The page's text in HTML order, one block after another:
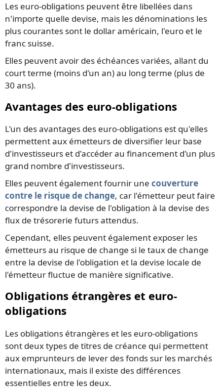
Les euro-obligations peuvent être libellées dans
n'importe quelle devise, mais les dénominations les
plus courantes sont le dollar américain, l'euro et le
franc suisse.
Elles peuvent avoir des échéances variées, allant du
court terme (moins d'un an) au long terme (plus de
30 ans).
Avantages des euro-obligations
L'un des avantages des euro-obligations est qu'elles
permettent aux émetteurs de diversifier leur base
d'investisseurs et d'accéder au financement d'un plus
grand nombre d'investisseurs.
Elles peuvent également fournir une couverture
contre le risque de change, car l'émetteur peut faire
correspondre la devise de l'obligation à la devise des
flux de trésorerie futurs attendus.
Cependant, elles peuvent également exposer les
émetteurs au risque de change si le taux de change
entre la devise de l'obligation et la devise locale de
l'émetteur fluctue de manière significative.
Obligations étrangères et euro-
obligations
Les obligations étrangères et les euro-obligations
sont deux types de titres de créance qui permettent
aux emprunteurs de lever des fonds sur les marchés
internationaux, mais il existe des différences
essentielles entre les deux.